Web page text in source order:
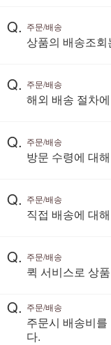
Q. 주문/배송
상품의 배송조
Q. 주문/배송
해외 배송 절차
Q. 주문/배송
방문 수령에 대
Q. 주문/배송
직접 배송에 대
Q. 주문/배송
퀵 서비스로 상
Q. 주문/배송
주문시 배송비
다.